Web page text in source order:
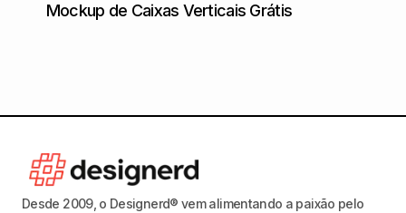
Mockup de Caixas Verticais Grátis
Desde 2009, o Designerd® vem alimentando a paixão pelo